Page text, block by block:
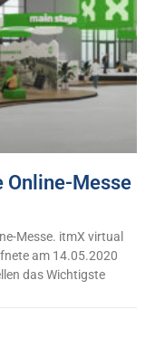
Online-Messe
Messe. itmX virtual
am 14.05.2020
das Wichtigste